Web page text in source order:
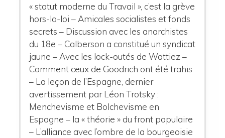
« statut moderne du Travail », c’est la grève
hors-la-loi – Amicales socialistes et fonds
secrets – Discussion avec les anarchistes
du 18e – Calberson a constitué un syndicat
jaune – Avec les lock-outés de Wattiez –
Comment ceux de Goodrich ont été trahis
– La leçon de l’Espagne, dernier
avertissement par Léon Trotsky :
Menchevisme et Bolchevisme en
Espagne – la « théorie » du front populaire
– L’alliance avec l’ombre de la bourgeoisie